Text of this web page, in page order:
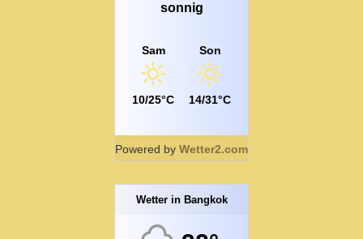
sonnig
Sam
10/25°C
Son
14/31°C
Powered by Wetter2.com
Wetter in Bangkok